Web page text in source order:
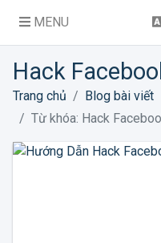
MENU
Hack
Trang chủ
Blog bài viết
Từ khóa: Hack